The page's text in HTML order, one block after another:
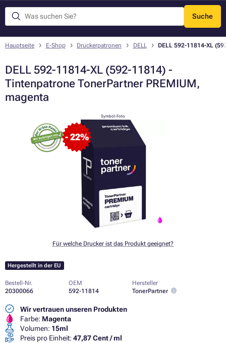
Suche
Menü
Hauptseite E-Shop Druckerpatronen DELL DELL 592-11814-XL
DELL 592-11814-XL (592-11814) -
Tintenpatrone TonerPartner PREMIUM,
magenta
- 22%
Symbol-Foto
Für welche Drucker ist das Produkt geeignet?
Hergestellt in der EU
Bestell-Nr.
20300066
OEM
592-11814
Hersteller
TonerPartner
Wir vertrauen unseren Produkten
Farbe: Magenta
Volumen: 15ml
Preis pro Einheit: 47,87 Cent / ml